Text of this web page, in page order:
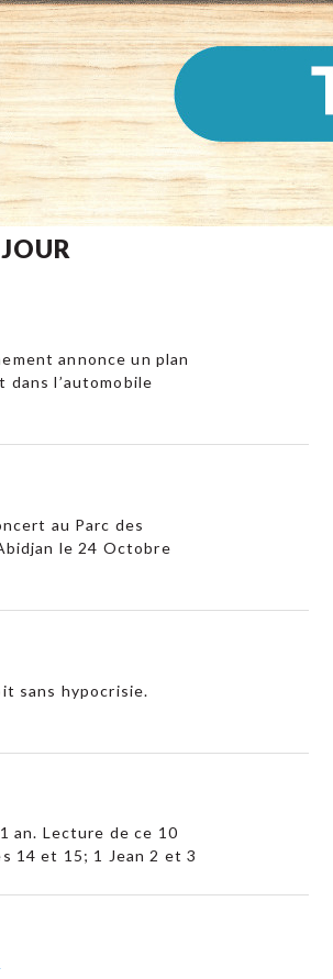
annonce un plan
dans l’automobile
au Parc des
le 24 Octobre
sans hypocrisie.
an. Lecture de ce 10
14 et 15; 1 Jean 2 et 3